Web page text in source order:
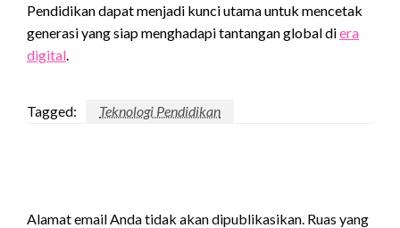
Pendidikan dapat menjadi kunci utama untuk mencetak
generasi yang siap menghadapi tantangan global diera
digital
Tagged: Teknologi Pendidikan
Alamat email Anda tidak akan dipublikasikan. Ruas yang